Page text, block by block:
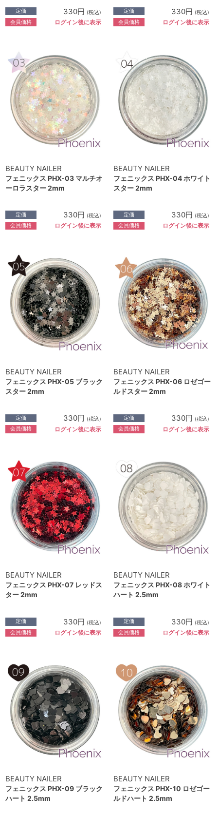
定価 330円 (税込)
会員価格 ログイン後に表示
定価 330円 (税込)
会員価格 ログイン後に表示
BEAUTY NAILER
フェニックス PHX-03 マルチオ
ーロラスター 2mm
定価 330円 (税込)
会員価格 ログイン後に表示
BEAUTY NAILER
フェニックス PHX-04 ホワイト
スター 2mm
定価 330円 (税込)
会員価格 ログイン後に表示
BEAUTY NAILER
フェニックス PHX-05 ブラック
スター 2mm
定価 330円 (税込)
会員価格 ログイン後に表示
BEAUTY NAILER
フェニックス PHX-06 ロゼゴー
ルドスター 2mm
定価 330円 (税込)
会員価格 ログイン後に表示
BEAUTY NAILER
フェニックス PHX-07 レッドス
ター 2mm
定価 330円 (税込)
会員価格 ログイン後に表示
BEAUTY NAILER
フェニックス PHX-08 ホワイト
ハート 2.5mm
定価 330円 (税込)
会員価格 ログイン後に表示
BEAUTY NAILER
フェニックス PHX-09 ブラック
ハート 2.5mm
BEAUTY NAILER
フェニックス PHX-10 ロゼゴー
ルドハート 2.5mm